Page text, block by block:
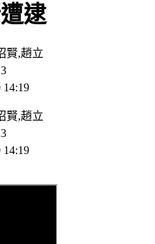
逮
賢,趙立
賢,趙立
14:19